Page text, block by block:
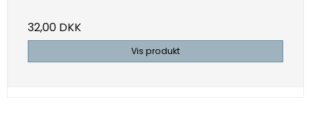
32,00 DKK
Vis produkt